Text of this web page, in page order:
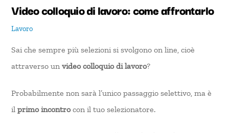
Video colloquio di lavoro: come affrontarlo
Lavoro
Sai che sempre più selezioni si svolgono on line, cioè
attraverso unvideo colloquio di lavoro?
Probabilmente non sarà l’unico passaggio selettivo, ma è
ilprimo incontrocon il tuo selezionatore.